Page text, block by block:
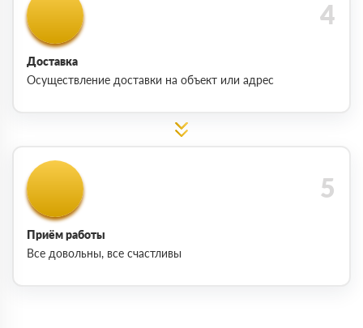
Доставка
Осуществление доставки на объект или адрес
Приём работы
Все довольны, все счастливы